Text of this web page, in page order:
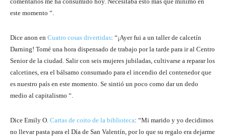
este momento “.
Dice anon en Cuatro cosas divertidas: “¡Ayer fui a un taller de calcetín
Darning! Tomé una hora dispensado de trabajo por la tarde para ir al Centro
Senior de la ciudad. Salir con seis mujeres jubiladas, cultivarse a reparar los
calcetines, era el bálsamo consumado para el incendio del contenedor que
es nuestro país en este momento. Se sintió un poco como dar un dedo
medio al capitalismo “.
Dice Emily O. Cartas de coito de la biblioteca: “Mi marido y yo decidimos
no llevar pasta para el Día de San Valentín, por lo que su regalo era dejarme